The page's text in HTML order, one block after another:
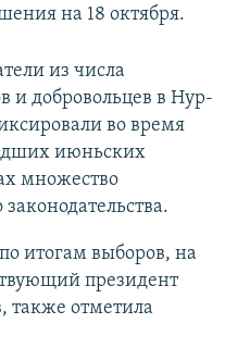
на 18 октября.
из числа
и добровольцев в Нур-
во время
июньских
множество
итогам выборов, на
президент
также отметила